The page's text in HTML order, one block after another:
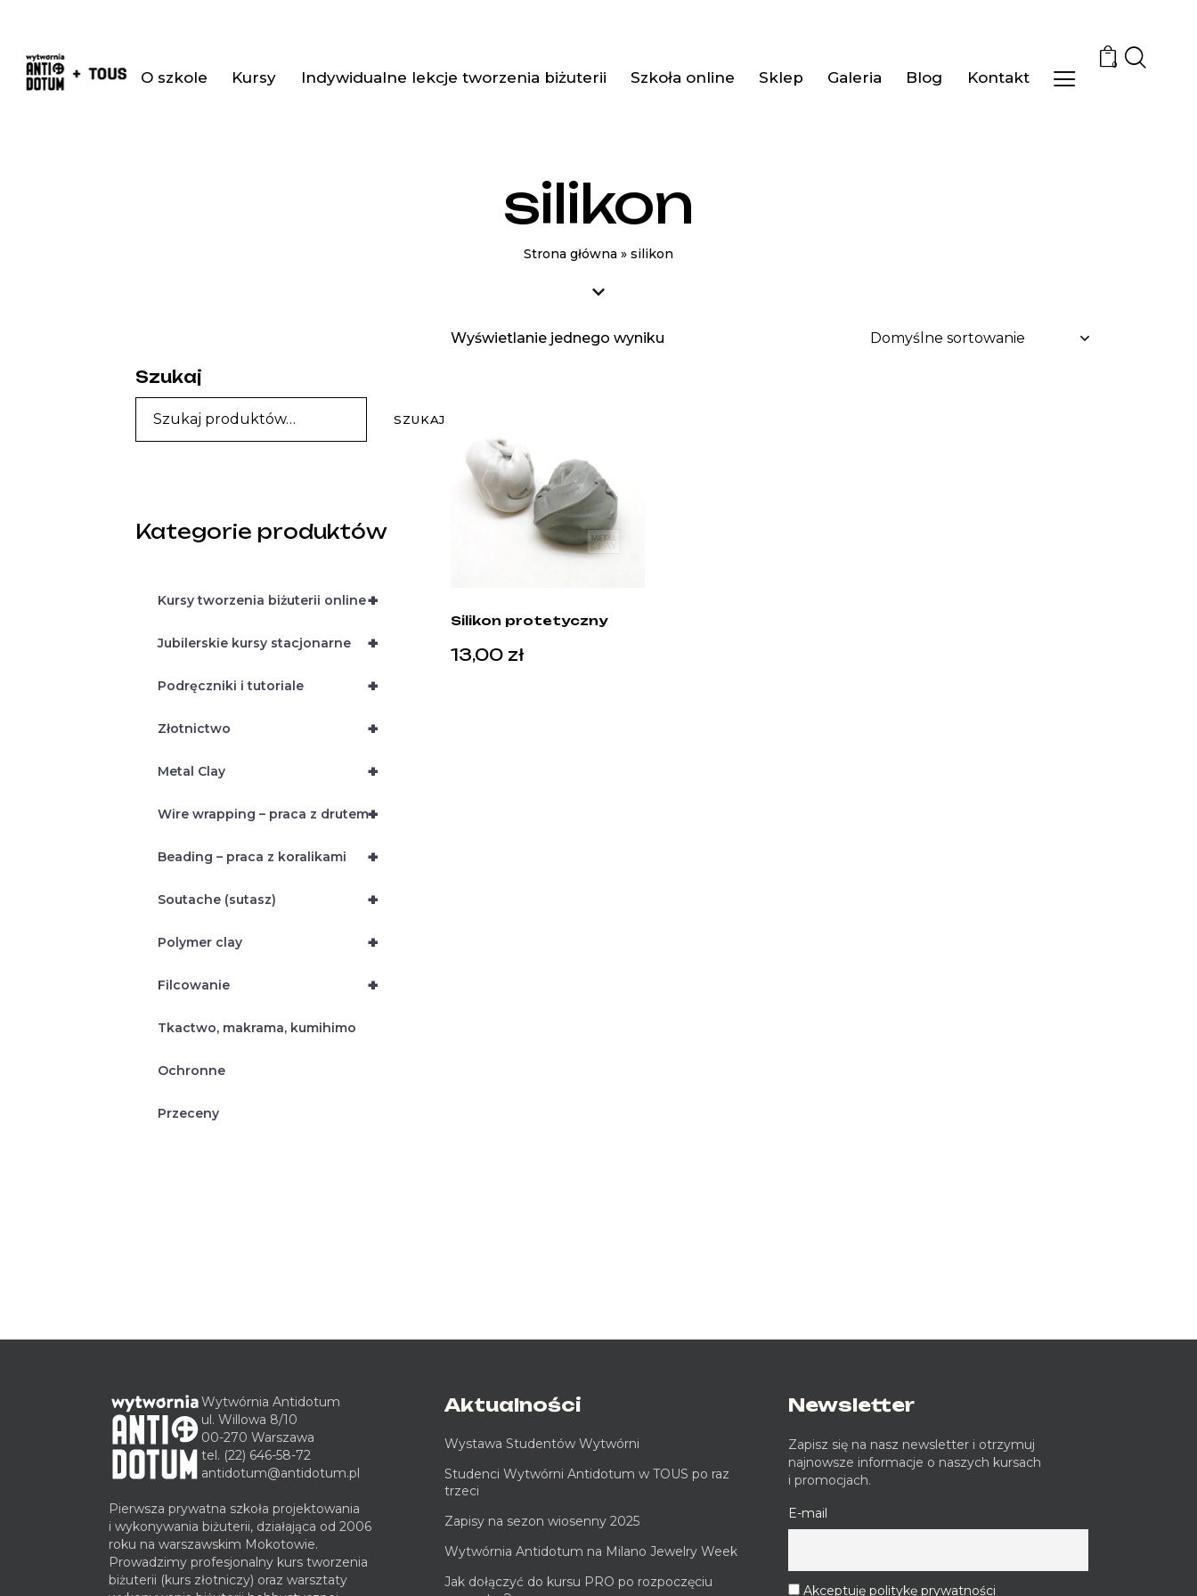
O szkole Kursy Indywidualne lekcje tworzenia biżuterii Szkoła online Sklep Galeria Blog Kontakt
0
silikon
Strona główna » silikon
Wyświetlanie jednego wyniku
Silikon protetyczny
13,00 zł
Szukaj
SZUKAJ
Kategorie produktów
+
Kursy tworzenia biżuterii online
+
Jubilerskie kursy stacjonarne
+
Podręczniki i tutoriale
+
Złotnictwo
+
Metal Clay
+
Wire wrapping – praca z drutem
+
Beading – praca z koralikami
+
Soutache (sutasz)
+
Polymer clay
+
Filcowanie
Tkactwo, makrama, kumihimo
Ochronne
Przeceny
Wytwórnia Antidotum
ul. Willowa 8/10
00-270 Warszawa
tel. (22) 646-58-72
antidotum@antidotum.pl
Pierwsza prywatna szkoła projektowania
i wykonywania biżuterii, działająca od 2006
roku na warszawskim Mokotowie.
Prowadzimy profesjonalny kurs tworzenia
biżuterii (kurs złotniczy) oraz warsztaty
Aktualności
Wystawa Studentów Wytwórni
Studenci Wytwórni Antidotum w TOUS po raz
trzeci
Zapisy na sezon wiosenny 2025
Wytwórnia Antidotum na Milano Jewelry Week
Jak dołączyć do kursu PRO po rozpoczęciu
Newsletter
Zapisz się na nasz newsletter i otrzymuj
najnowsze informacje o naszych kursach
i promocjach.
E-mail
Akceptuję politykę prywatności